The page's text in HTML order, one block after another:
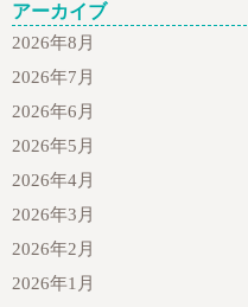
アーカイブ
2026年8月
2026年7月
2026年6月
2026年5月
2026年4月
2026年3月
2026年2月
2026年1月